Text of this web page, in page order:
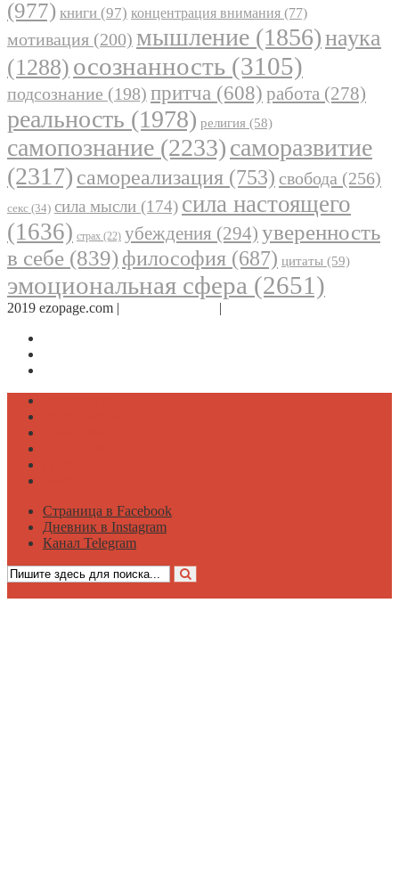
(977) книги (97) концентрация внимания (77)
мотивация (200) мышление (1856)наука
(1288) осознанность (3105)
подсознание (198) притча (608) работа (278)
реальность (1978) религия (58)
самопознание (2233)саморазвитие
(2317) самореализация (753) свобода (256)
секс (34) сила мысли (174) сила настоящего
(1636) страх (22) убеждения (294) уверенность
в себе (839) философия (687) цитаты (59)
эмоциональная сфера (2651)
2019 ezopage.com | |
Страница в Facebook
Дневник в Instagram
Канал Telegram